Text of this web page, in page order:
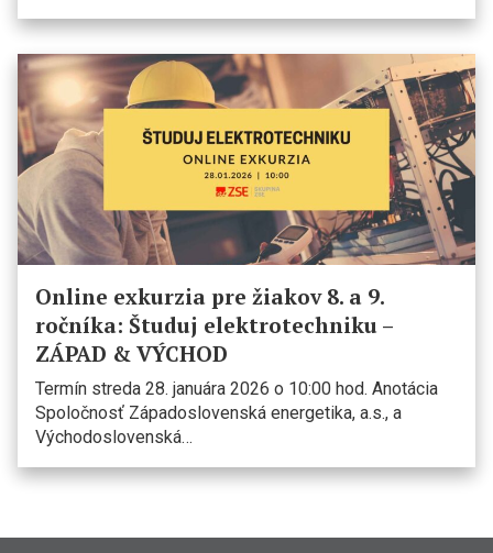
Online exkurzia pre žiakov 8. a 9.
ročníka: Študuj elektrotechniku –
ZÁPAD & VÝCHOD
Termín streda 28. januára 2026 o 10:00 hod. Anotácia
Spoločnosť Západoslovenská energetika, a.s., a
Východoslovenská…